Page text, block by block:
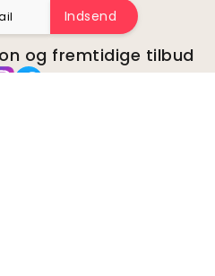
Indsend
og fremtidige tilbud